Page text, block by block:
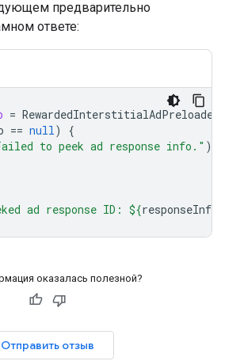
предварительно
ответе:
= RewardedInterstitialAdPreloader
== null)
{
to peek ad response info." )
ad response ID: ${responseInfo
оказалась полезной?
Отправить отзыв